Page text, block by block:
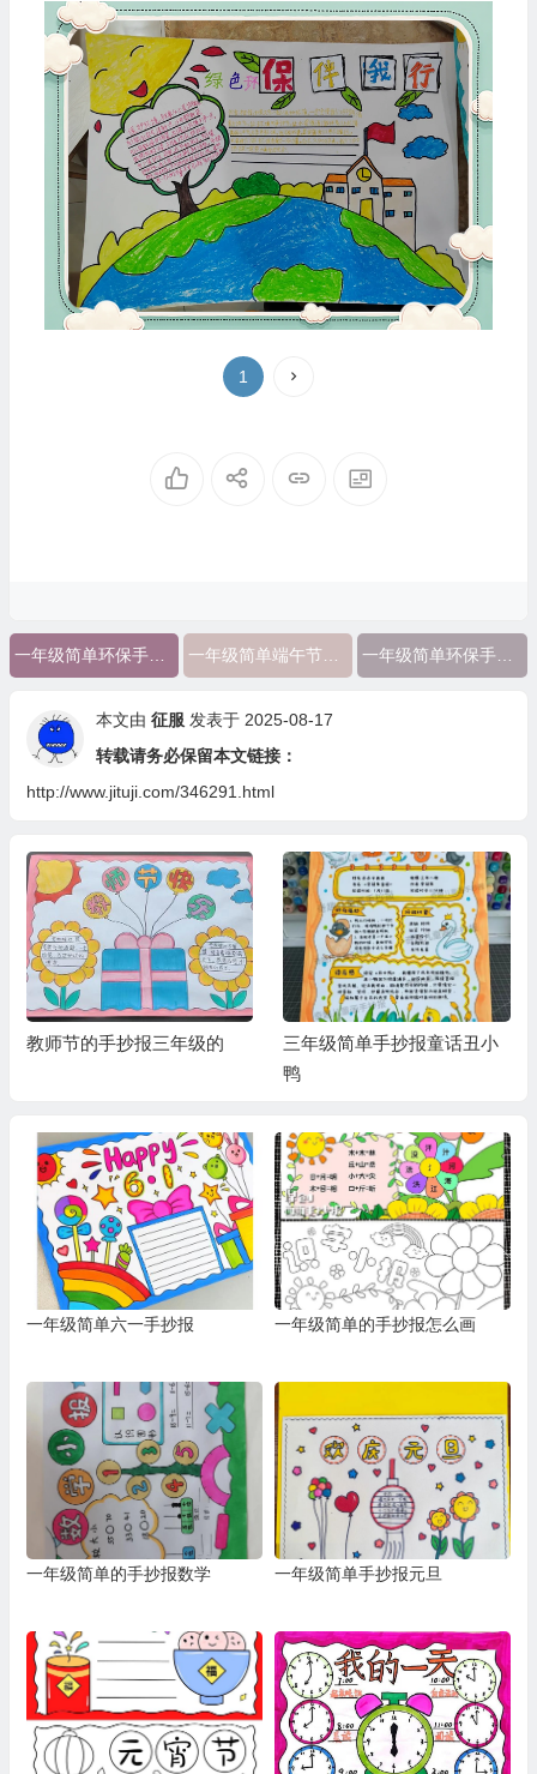
1
一年级简单环保手抄报内容大全
本文由 征服 发表于 2025-08-17
转载请务必保留本文链接：
http://www.jituji.com/346291.html
教师节的手抄报三年级的
三年级简单手抄报童话丑小
鸭
一年级简单六一手抄报 一年级简单的手抄报怎么画
一年级简单的手抄报数学 一年级简单手抄报元旦